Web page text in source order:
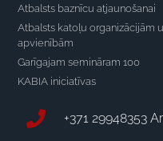
Atbalsts baznīcu atjaunošanai
Atbalsts katoļu organizācijām
apvienībām
Garīgajam semināram 100
KABIA iniciatīvas
+371 29948353